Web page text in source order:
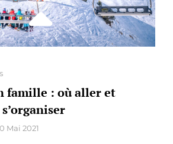
famille : où aller et
Mai 2021